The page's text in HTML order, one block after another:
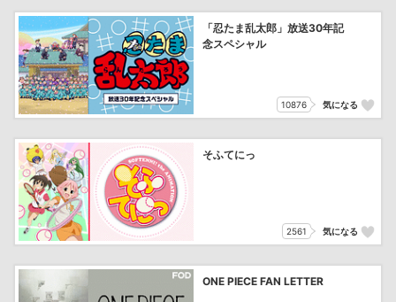
「忍たま乱太郎」放送30年記
念スペシャル
10876 気になる
そふてにっ
2561 気になる
ONE PIECE FAN LETTER